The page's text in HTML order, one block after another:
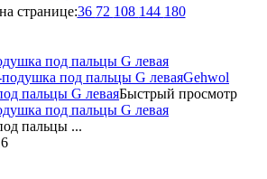
странице:36 72 108 144 180
под пальцы G левая
Gehwol
пальцы G леваяБыстрый просмотр
под пальцы G левая
пальцы ...